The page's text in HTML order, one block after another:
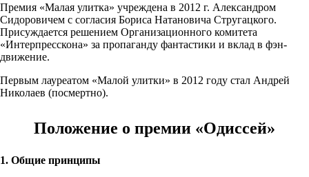
Премия «Малая улитка» учреждена в 2012 г. Александром
Сидоровичем с согласия Бориса Натановича Стругацкого.
Присуждается решением Организационного комитета
«Интерпресскона» за пропаганду фантастики и вклад в фэн-
движение.
Первым лауреатом «Малой улитки» в 2012 году стал Андрей
Николаев (посмертно).
Положение о премии «Одиссей»
1. Общие принципы